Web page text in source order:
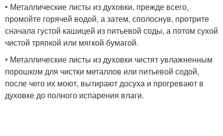
• Металлические листы из духовки, прежде всего,
промойте горячей водой, а затем, сполоснув, протрите
сначала густой кашицей из питьевой соды, а потом сухой
чистой тряпкой или мягкой бумагой.
• Металлические листы из духовки чистят увлажненным
порошком для чистки металлов или питьевой содой,
после чего их моют, вытирают досуха и прогревают в
духовке до полного испарения влаги.